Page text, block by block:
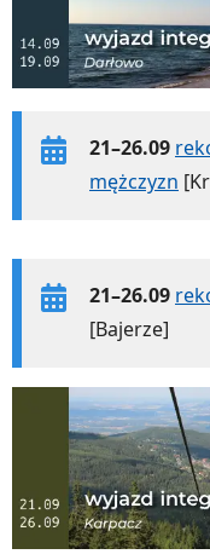
21–26.09
mężczyzn
21–26.09
[Bajerze]